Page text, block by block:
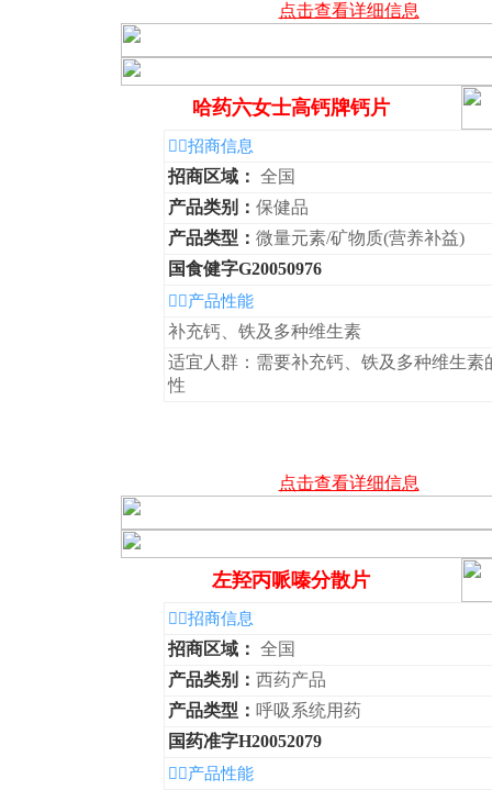
点击查看详细信息
哈药六女士高钙牌钙片
◆招商信息
招商区域： 全国
产品类别： 保健品
产品类型： 微量元素/矿物质(营养补益)
国食健字G20050976
◆产品性能
补充钙、铁及多种维生素
适宜人群：需要补充钙、铁及多种维生素
性
点击查看详细信息
左羟丙哌嗪分散片
◆招商信息
招商区域： 全国
产品类别： 西药产品
产品类型： 呼吸系统用药
国药准字H20052079
◆产品性能